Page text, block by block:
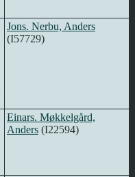
Jons. Nerbu, Anders
(I57729)
Einars. Møkkelgård,
Anders (I22594)